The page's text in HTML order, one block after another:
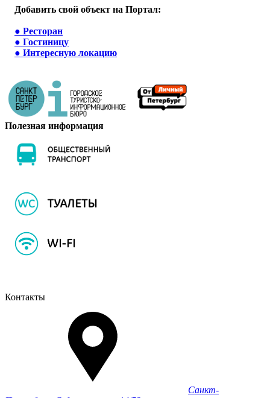
Добавить свой объект на Портал:
● Ресторан
● Гостиницу
● Интересную локацию
Полезная информация
Контакты
Санкт-